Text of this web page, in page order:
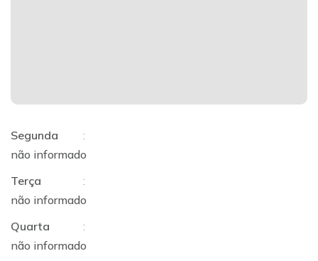
Segunda
:
não informado
Terça
:
não informado
Quarta
:
não informado